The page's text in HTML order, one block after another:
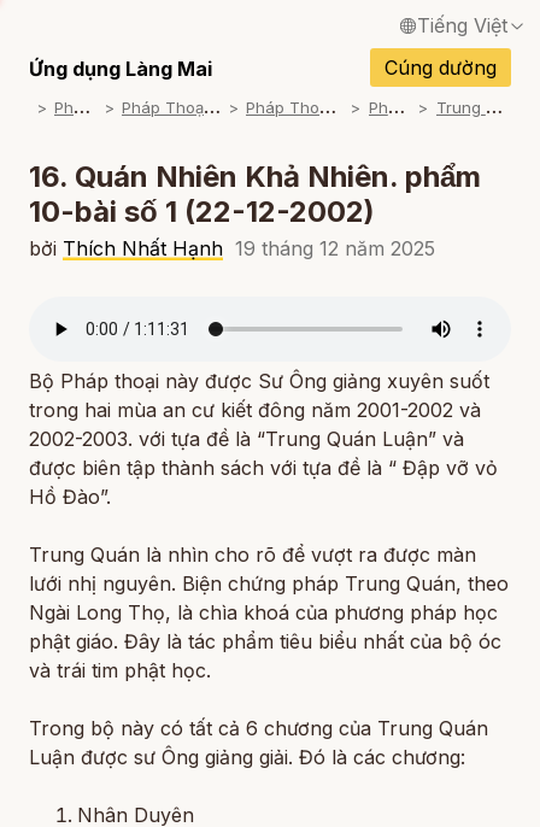
Tiếng Việt
English / Tiếng Anh
Français / Tiếng Pháp
Español / Tiếng Tây Ban Nha
Deutsch / Tiếng Đức
Italiano / Tiếng Ý
Ứng dụng Làng Mai
Cúng dường
P
háp Thoại P
háp Thoại Thiền Sư Thích Nhất Hạnh P
háp Thoại Theo Bộ An Cư Kiết Đông P
háp Thoại Mp3 T
rung Quán Luận (2001-2003)
16. Quán Nhiên Khả Nhiên. phẩm
10-bài số 1 (22-12-2002)
bởi Thích Nhất Hạnh 19 tháng 12 năm 2025
Bộ Pháp thoại này được Sư Ông giảng xuyên suốt
trong hai mùa an cư kiết đông năm 2001-2002 và
2002-2003. với tựa đề là “Trung Quán Luận” và
được biên tập thành sách với tựa đề là “ Đập vỡ vỏ
Hồ Đào”.
Trung Quán là nhìn cho rõ để vượt ra được màn
lưới nhị nguyên. Biện chứng pháp Trung Quán, theo
Ngài Long Thọ, là chìa khoá của phương pháp học
phật giáo. Đây là tác phẩm tiêu biểu nhất của bộ óc
và trái tim phật học.
Trong bộ này có tất cả 6 chương của Trung Quán
Luận được sư Ông giảng giải. Đó là các chương:
Nhân Duyên